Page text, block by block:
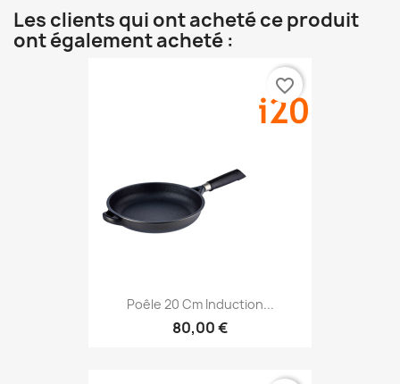
Les clients qui ont acheté ce produit
ont également acheté :
Poêle 20 Cm Induction...
80,00 €
favorite_border